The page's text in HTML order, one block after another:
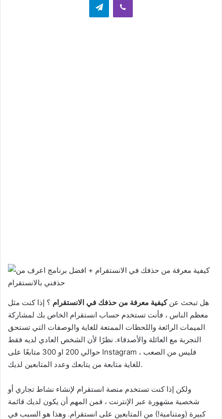
هل تبحث عنكيفية معرفة من حذفك في الانستقرام ؟ إذا كنت مثل
معظم الناس ، فأنت تستخدم حساب انستقرام الخاص بك لمشاركة
الميمات الرائعة واللحظات الممتعة للغاية والوصفات التي تستحق
التجربة مع العائلة والأصدقاء. نظرًا لأن الشخص العادي لديه فقط
حوالي 200 او 300 متابعًا على Instagram ، فليس من الصعب
للغاية متابعة من يتابعك وعدد المتابعين لديك.
ولكن إذا كنت تستخدم منصة انستقرام لإنشاء نشاط تجاري أو
شخصية مشهورة عبر الإنترنت ، فمن المهم أن يكون لديك قائمة
كبيرة (ومتنامية!) من المتابعين على انستقرام. وهذا هو السبب في